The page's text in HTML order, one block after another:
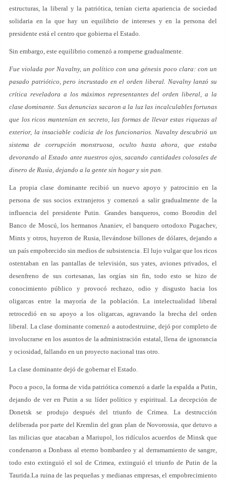
estructuras, la liberal y la patriótica, tenían cierta apariencia de sociedad
solidaria en la que hay un equilibrio de intereses y en la persona del
presidente está el centro que gobierna el Estado.
Sin embargo, este equilibrio comenzó a romperse gradualmente.
Fue violada por Navalny, un político con una génesis poco clara: con un
pasado patriótico, pero incrustado en el orden liberal. Navalny lanzó su
crítica reveladora a los máximos representantes del orden liberal, a la
clase dominante. Sus denuncias sacaron a la luz las incalculables fortunas
que los ricos mantenían en secreto, las formas de llevar estas riquezas al
exterior, la insaciable codicia de los funcionarios. Navalny descubrió un
sistema de corrupción monstruosa, oculto hasta ahora, que estaba
devorando al Estado ante nuestros ojos, sacando cantidades colosales de
dinero de Rusia, dejando a la gente sin hogar y sin pan.
La propia clase dominante recibió un nuevo apoyo y patrocinio en la
persona de sus socios extranjeros y comenzó a salir gradualmente de la
influencia del presidente Putin. Grandes banqueros, como Borodin del
Banco de Moscú, los hermanos Ananiev, el banquero ortodoxo Pugachev,
Mints y otros, huyeron de Rusia, llevándose billones de dólares, dejando a
un país empobrecido sin medios de subsistencia. El lujo vulgar que los ricos
ostentaban en las pantallas de televisión, sus yates, aviones privados, el
desenfreno de sus cortesanas, las orgías sin fin, todo esto se hizo de
conocimiento público y provocó rechazo, odio y disgusto hacia los
oligarcas entre la mayoría de la población. La intelectualidad liberal
retrocedió en su apoyo a los oligarcas, agravando la brecha del orden
liberal. La clase dominante comenzó a autodestruirse, dejó por completo de
involucrarse en los asuntos de la administración estatal, llena de ignorancia
y ociosidad, fallando en un proyecto nacional tras otro.
La clase dominante dejó de gobernar el Estado.
Poco a poco, la forma de vida patriótica comenzó a darle la espalda a Putin,
dejando de ver en Putin a su líder político y espiritual. La decepción de
Donetsk se produjo después del triunfo de Crimea. La destrucción
deliberada por parte del Kremlin del gran plan de Novorossia, que detuvo a
las milicias que atacaban a Mariupol, los ridículos acuerdos de Minsk que
condenaron a Donbass al eterno bombardeo y al derramamiento de sangre,
todo esto extinguió el sol de Crimea, extinguió el triunfo de Putin de la
Taurida.La ruina de las pequeñas y medianas empresas, el empobrecimiento